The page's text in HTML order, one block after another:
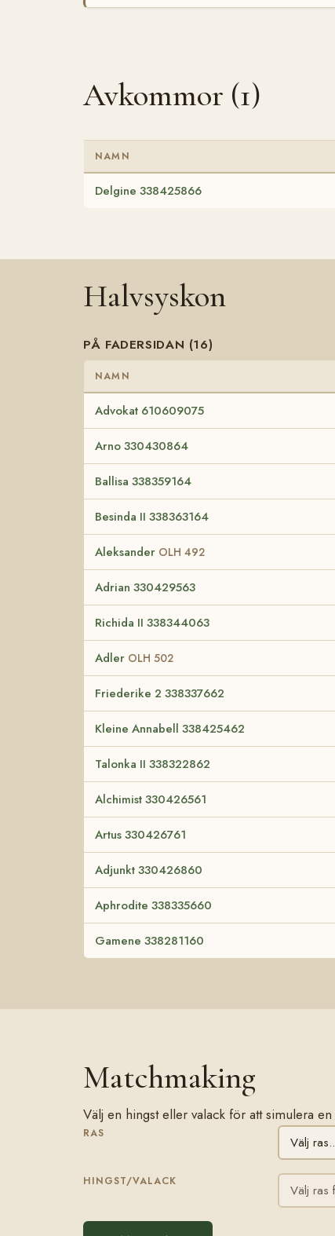
Avkommor (1)
NAMN
Delgine 338425866
Halvsyskon
PÅ FADERSIDAN (16)
NAMN
Advokat 610609075
Arno 330430864
Ballisa 338359164
Besinda II 338363164
Aleksander OLH 492
Adrian 330429563
Richida II 338344063
Adler OLH 502
Friederike 2 338337662
Kleine Annabell 338425462
Talonka II 338322862
Alchimist 330426561
Artus 330426761
Adjunkt 330426860
Aphrodite 338335660
Gamene 338281160
Matchmaking
Välj en hingst eller valack för att simulera
RAS
HINGST/VALACK